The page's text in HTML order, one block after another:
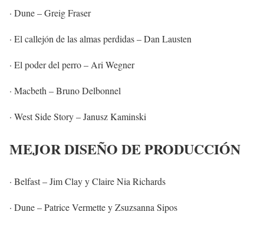
· Dune – Greig Fraser
· El callejón de las almas perdidas – Dan Lausten
· El poder del perro – Ari Wegner
· Macbeth – Bruno Delbonnel
· West Side Story – Janusz Kaminski
MEJOR DISEÑO DE PRODUCCIÓN
· Belfast – Jim Clay y Claire Nia Richards
· Dune – Patrice Vermette y Zsuzsanna Sipos